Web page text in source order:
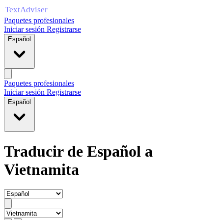
Paquetes profesionales
Iniciar sesión Registrarse
Español
Paquetes profesionales
Iniciar sesión Registrarse
Español
Traducir de Español a
Vietnamita